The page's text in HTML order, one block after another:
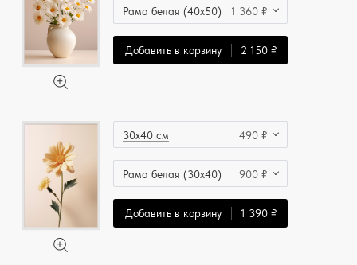
Рама белая (40x50) 1 360 ₽
Добавить в корзину 2 150 ₽
30x40 см 490 ₽
Рама белая (30x40) 900 ₽
Добавить в корзину 1 390 ₽